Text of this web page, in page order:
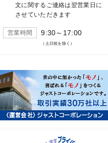
文に関するご連絡は翌営業日に
させていただきます
営業時間 9:30～17:00
（土日祝を除く）